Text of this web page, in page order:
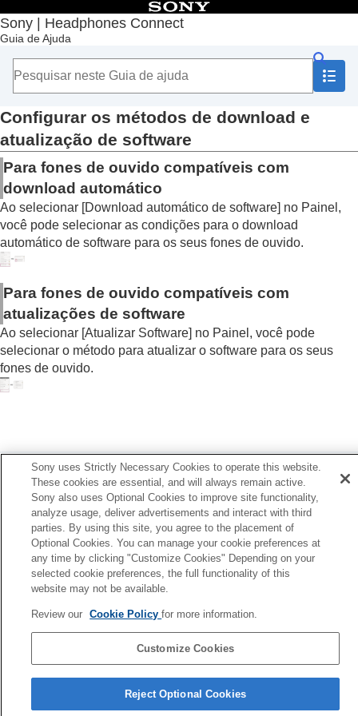
Sony | Headphones Connect
Guia de Ajuda
Índice
Início
Introdução
Como usar
Sobre o Painel “Sony | Headphones Connect”
Funções exibidas na guia [Status]
Funções exibidas na guia [Som]
Funções exibidas na guia [Sistema]
Habilitar uma conexão multiponto (
2 disp. simultaneamente)
Alterar a configuração do Assistente de voz
Ativar/desativar a configuração de ativação
doAmazon Alexacom a sua voz (Ativar o
assistente de voz com a sua voz)
adaptativo )
Alterar a função do botão ou do sensor de
toque
Alterar a função da operação de toque
Alterar a configuração de
Alterar o serviço atribuído ao Quick Access
Alterar a configuração de prioridade da
conexãoBLUETOOTH (LE Audio ) (Qualidade
da conexão LE Audio)
Habilitar o controle de fones de ouvido
através do movimento de sim e não com a
cabeça (Gestos de cabeça)
Configurar uma conexão LE Audiopara os
fones de ouvido
Determinar o tamanho ideal das pontas
auriculares
Configurando a energia para desligar
automaticamente (Desligamento Automático)
Pausar a reprodução da música quando os
fones de ouvido são retirados (Pausa quando
Configurar os métodos de download e
atualização de software
Para fones de ouvido compatíveis com
download automático
Ao selecionar [Download automático de software] no Painel,
você pode selecionar as condições para o download
automático de software para os seus fones de ouvido.
Para fones de ouvido compatíveis com
atualizações de software
Ao selecionar [Atualizar Software] no Painel, você pode
selecionar o método para atualizar o software para os seus
fones de ouvido.
Anterior
da Notificação e Assistente de voz
Seguinte
Inicializar as
Página de seleção de idioma
4-730-255-66(1)
Sony uses Strictly Necessary Cookies to operate this website.
These cookies are essential, and will always remain active.
Sony also uses Optional Cookies to improve site functionality,
analyze usage, deliver advertisements and interact with third
parties. By using this site, you agree to the placement of
Optional Cookies. You can manage your cookie preferences at
any time by clicking "Customize Cookies" Depending on your
selected cookie preferences, the full functionality of this
website may not be available.
Review our Cookie Policyfor more information.
Customize Cookies
Reject Optional Cookies